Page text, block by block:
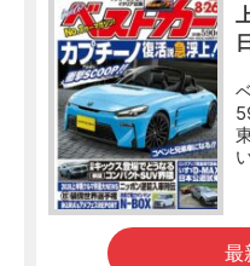
最